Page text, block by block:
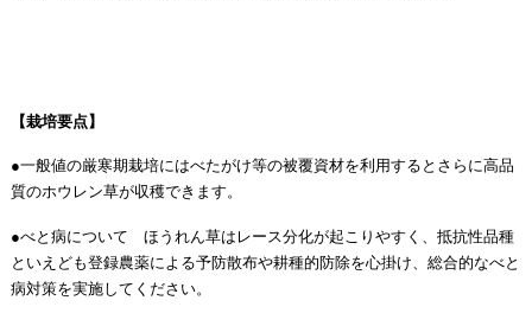
【栽培要点】
●一般値の厳寒期栽培にはべたがけ等の被覆資材を利用するとさらに高品
質のホウレン草が収穫できます。
●べと病について ほうれん草はレース分化が起こりやすく、抵抗性品種
といえども登録農薬による予防散布や耕種的防除を心掛け、総合的なべと
病対策を実施してください。